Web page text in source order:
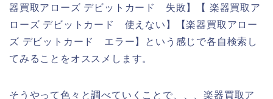
器買取アローズ デビットカード 失敗】【 楽器買取ア
ローズ デビットカード 使えない】【楽器買取アロー
ズ デビットカード エラー】という感じで各自検索し
てみることをオススメします。
そうやって色々と調べていくことで、、、楽器買取ア